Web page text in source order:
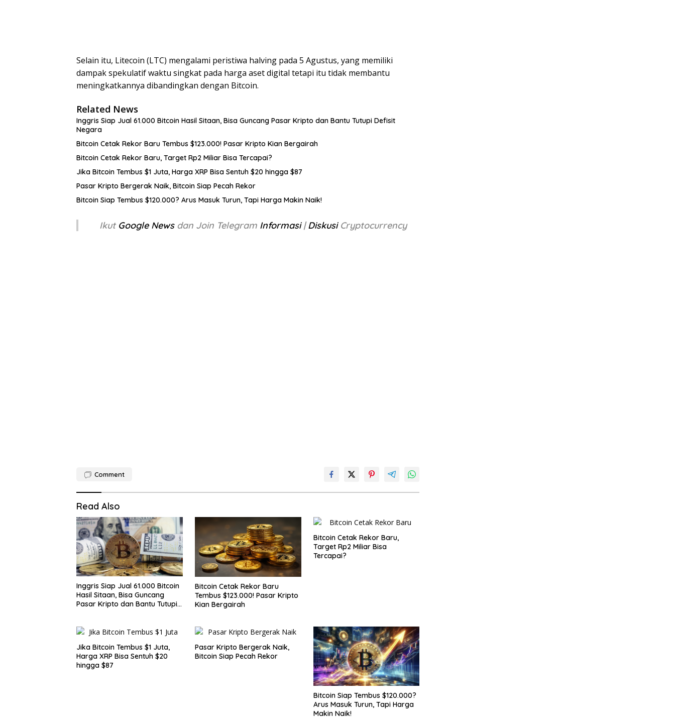
Selain itu, Litecoin (LTC) mengalami peristiwa halving pada 5 Agustus, yang memiliki
dampak spekulatif waktu singkat pada harga aset digital tetapi itu tidak membantu
meningkatkannya dibandingkan dengan Bitcoin.
Related News
Inggris Siap Jual 61.000 Bitcoin Hasil Sitaan, Bisa Guncang Pasar Kripto dan Bantu Tutupi Defisit
Negara
Bitcoin Cetak Rekor Baru Tembus $123.000! Pasar Kripto Kian Bergairah
Bitcoin Cetak Rekor Baru, Target Rp2 Miliar Bisa Tercapai?
Jika Bitcoin Tembus $1 Juta, Harga XRP Bisa Sentuh $20 hingga $87
Pasar Kripto Bergerak Naik, Bitcoin Siap Pecah Rekor
Bitcoin Siap Tembus $120.000? Arus Masuk Turun, Tapi Harga Makin Naik!
Ikut Google News dan Join Telegram Informasi|DiskusiCryptocurrency
Comment
Read Also
Inggris Siap Jual 61.000 Bitcoin
Hasil Sitaan, Bisa Guncang
Pasar Kripto dan Bantu Tutupi
Bitcoin Cetak Rekor Baru
Tembus $123.000! Pasar Kripto
Kian Bergairah
Bitcoin Cetak Rekor Baru,
Target Rp2 Miliar Bisa
Tercapai?
Jika Bitcoin Tembus $1 Juta,
Harga XRP Bisa Sentuh $20
hingga $87
Pasar Kripto Bergerak Naik,
Bitcoin Siap Pecah Rekor
Bitcoin Siap Tembus $120.000?
Arus Masuk Turun, Tapi Harga
Makin Naik!